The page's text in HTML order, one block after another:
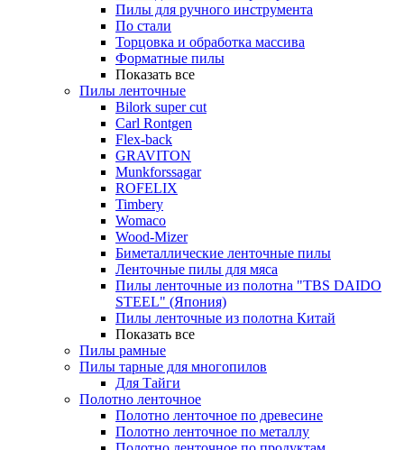
Пилы для ручного инструмента
По стали
Торцовка и обработка массива
Форматные пилы
Показать все
Пилы ленточные
Bilork super cut
Carl Rontgen
Flex-back
GRAVITON
Munkforssagar
ROFELIX
Timbery
Womaco
Wood-Mizer
Биметаллические ленточные пилы
Ленточные пилы для мяса
Пилы ленточные из полотна "TBS DAIDO
STEEL" (Япония)
Пилы ленточные из полотна Китай
Показать все
Пилы рамные
Пилы тарные для многопилов
Для Тайги
Полотно ленточное
Полотно ленточное по древесине
Полотно ленточное по металлу